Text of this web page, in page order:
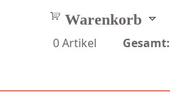
Warenkorb
0Artikel Gesamt: